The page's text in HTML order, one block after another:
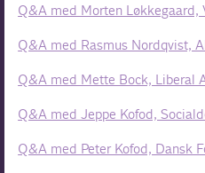
Q&A med Morten Løkkegaard,
Q&A med Rasmus Nordqvist,
Q&A med Mette Bock, Liberal
Q&A med Jeppe Kofod,
Q&A med Peter Kofod, Dansk